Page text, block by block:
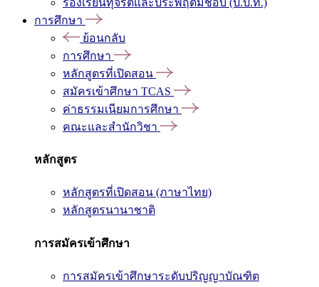
ร้องเรียนทุจริตและประพฤติมิชอบ (ป.ป.ท.)
การศึกษา
ย้อนกลับ
การศึกษา
หลักสูตรที่เปิดสอน
สมัครเข้าศึกษา TCAS
ค่าธรรมเนียมการศึกษา
คณะและสำนักวิชา
หลักสูตร
หลักสูตรที่เปิดสอน (ภาษาไทย)
หลักสูตรนานาชาติ
การสมัครเข้าศึกษา
การสมัครเข้าศึกษาระดับปริญญาบัณฑิต